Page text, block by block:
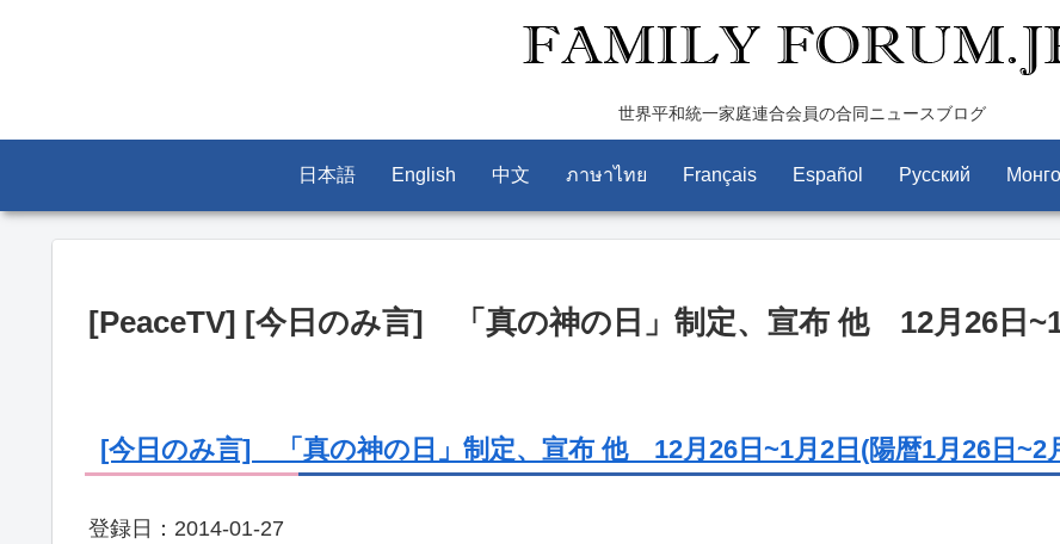
世界平和統一家庭連合会員の合同ニュースブログ
日本語 English 中文 ภาษาไทย Français Español Pусский
[PeaceTV] [今日のみ言] 「真の神の日」制定、宣布 他 12月26日
[今日のみ言] 「真の神の日」制定、宣布 他 12月26日~1月2日(陽暦1月26日~2
登録日：2014-01-27